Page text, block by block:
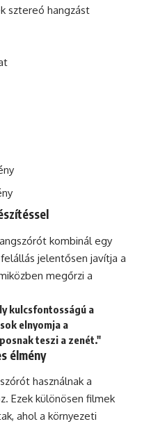
sztereó hangzást
kombinál egy
jelentősen javítja a
megőrzi a
kulcsfontosságú a
elnyomja a
teszi a zenét."
élmény
használnak a
Ezek különösen filmek
ahol a környezeti